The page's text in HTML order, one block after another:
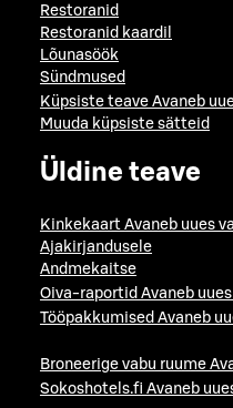
Restoranid
Restoranid kaardil
Lõunasöök
Sündmused
Küpsiste teave Avaneb
Muuda küpsiste sätteid
Üldine teave
Kinkekaart Avaneb uues
Ajakirjandusele
Andmekaitse
Oiva-raportid Avaneb
Tööpakkumised Avaneb
Broneerige vabu ruume
Sokoshotels.fi Avaneb